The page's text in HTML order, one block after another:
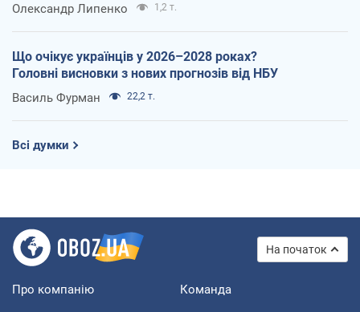
Олександр Липенко 1,2 т.
Що очікує українців у 2026–2028 роках?
Головні висновки з нових прогнозів від НБУ
Василь Фурман 22,2 т.
Всі думки
На початок
Про компанію Команда